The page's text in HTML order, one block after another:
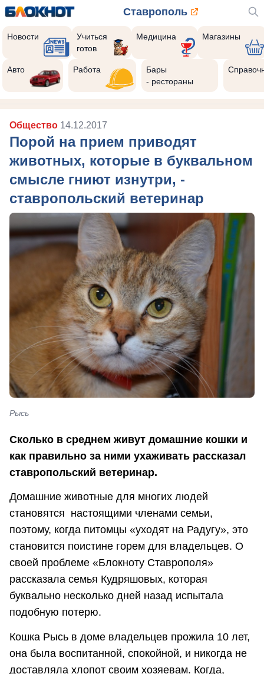
Ставрополь
Новости
Учиться
готов
Медицина Магазины
Авто Работа
Бары
- рестораны
Общество 14.12.2017
Порой на прием приводят
животных, которые в буквальном
смысле гниют изнутри, -
ставропольский ветеринар
Рысь
Сколько в среднем живут домашние кошки и
как правильно за ними ухаживать рассказал
ставропольский ветеринар.
Домашние животные для многих людей
становятся настоящими членами семьи,
поэтому, когда питомцы «уходят на Радугу», это
становится поистине горем для владельцев. О
своей проблеме «Блокноту Ставрополя»
рассказала семья Кудряшовых, которая
буквально несколько дней назад испытала
подобную потерю.
Кошка Рысь в доме владельцев прожила 10 лет,
она была воспитанной, спокойной, и никогда не
доставляла хлопот своим хозяевам. Когда,